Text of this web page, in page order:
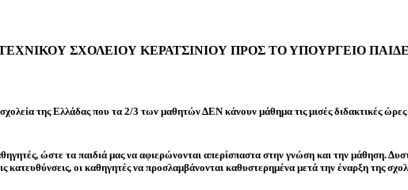
ΣΧΟΛΕΙΟΥ ΚΕΡΑΤΣΙΝΙΟΥ ΠΡΟΣ ΤΟ ΥΠΟΥΡΓΕΙΟ
της Ελλάδας που τα 2/3 των μαθητών ΔΕΝ κάνουν μάθημα τις μισές διδακτικές
ώστε τα παιδιά μας να αφιερώνονται απερίσπαστα στην γνώση και την μάθηση.
κατευθύνσεις, οι καθηγητές να προσλαμβάνονται καθυστερημένα μετά την έναρξη της